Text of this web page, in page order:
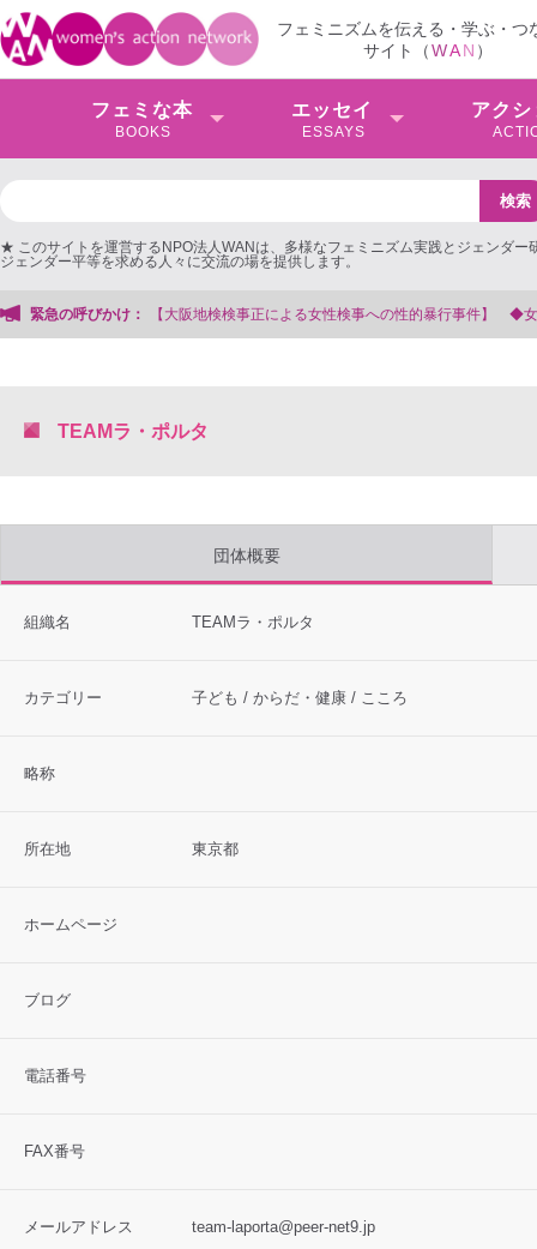
フェミニズムを伝える・学ぶ・つ
サイト（WAN ）
フェミな本
BOOKS
エッセイ
ESSAYS
アクシ
★ このサイトを運営するNPO法人WANは、多様なフェミニズム実践とジェンダー
ジェンダー平等を求める人々に交流の場を提供します。
緊急の呼びかけ：
阪地検検事正による女性検事への性的暴行事件】 ◆女性検事を支援する会事務
TEAMラ・ポルタ
団体概要
組織名 TEAMラ・ポルタ
カテゴリー 子ども / からだ・健康 / こころ
略称
所在地 東京都
ホームページ
ブログ
電話番号
FAX番号
メールアドレス team-laporta@peer-net9.jp